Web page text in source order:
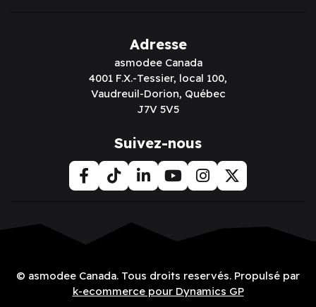
Adresse
asmodee Canada
4001 F.X.-Tessier, local 100,
Vaudreuil-Dorion, Québec
J7V 5V5
Suivez-nous
© asmodee Canada. Tous droits reservés. Propulsé par
k-ecommerce pour Dynamics GP